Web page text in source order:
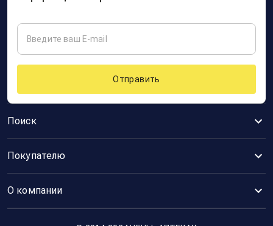
Поиск
Покупателю
О компании
Отправить